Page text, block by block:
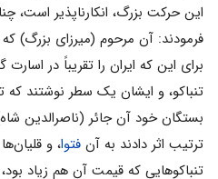
این حرکت بزرگ، انکارناپذیر است،
فرمودند: آن مرحوم (میرزای بزرگ) که
برای این که ایران را تقریباً در اسارت
تنباکو، و ایشان یک سطر نوشتند که
بستگان خود آن جائر (ناصرالدین
ترتیب اثر دادند به آن فتوا، و
تنباکوهایی که قیمت آن هم زیاد